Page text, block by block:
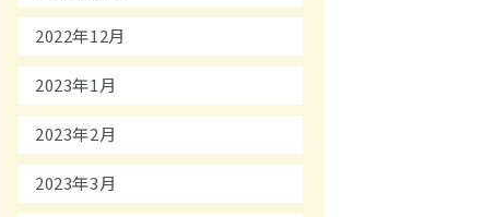
2022年12月
2023年1月
2023年2月
2023年3月